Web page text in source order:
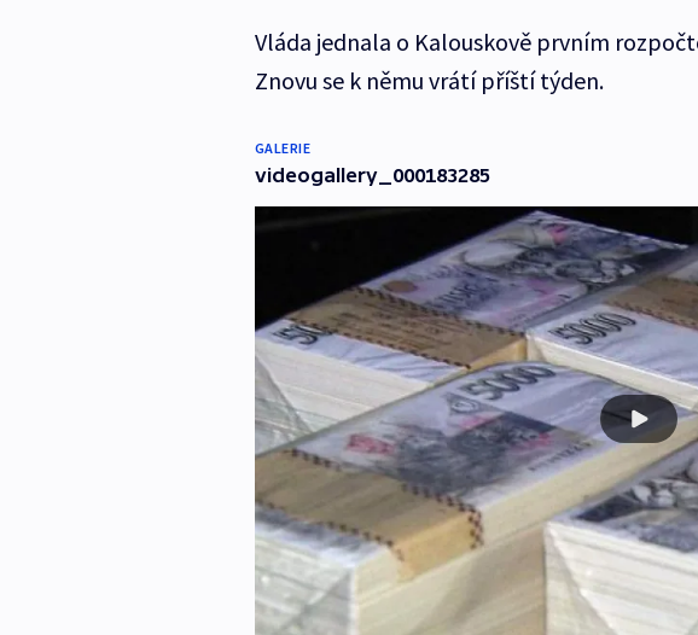
Vláda jednala o Kalouskově prvním
Znovu se k němu vrátí příští týden.
GALERIE
videogallery_000183285